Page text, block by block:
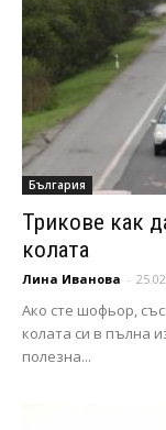
България
Трикове как
колата
Лина Иванова -
Ако сте шофьор,
колата си в пълна
полезна...